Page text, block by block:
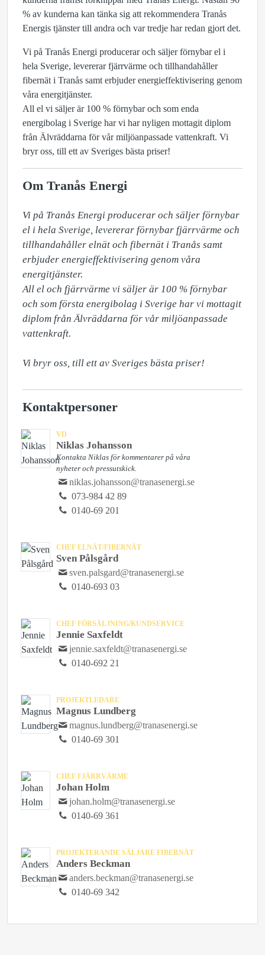
% av kunderna kan tänka sig att rekommendera Tranås
Energis tjänster till andra och var tredje har redan gjort det.
Vi på Tranås Energi producerar och säljer förnybar el i
hela Sverige, levererar fjärrvärme och tillhandahåller
fibernät i Tranås samt erbjuder energieffektivisering genom
våra energitjänster.
All el vi säljer är 100 % förnybar och som enda
energibolag i Sverige har vi har nyligen mottagit diplom
från Älvräddarna för vår miljöanpassade vattenkraft. Vi
bryr oss, till ett av Sveriges bästa priser!
Om Tranås Energi
Vi på Tranås Energi producerar och säljer förnybar
el i hela Sverige, levererar förnybar fjärrvärme och
tillhandahåller elnät och fibernät i Tranås samt
erbjuder energieffektivisering genom våra
energitjänster.
All el och fjärrvärme vi säljer är 100 % förnybar
och som första energibolag i Sverige har vi mottagit
diplom från Älvräddarna för vår miljöanpassade
vattenkraft.
Vi bryr oss, till ett av Sveriges bästa priser!
Kontaktpersoner
VD
Niklas Johansson
Kontakta Niklas för kommentarer på våra
nyheter och pressutskick.
niklas.johansson@tranasenergi.se
073-984 42 89
0140-69 201
CHEF ELNÄT/FIBERNÄT
Sven Pålsgård
sven.palsgard@tranasenergi.se
0140-693 03
CHEF FÖRSÄLJNING/KUNDSERVICE
Jennie Saxfeldt
jennie.saxfeldt@tranasenergi.se
0140-692 21
PROJEKTLEDARE
Magnus Lundberg
magnus.lundberg@tranasenergi.se
0140-69 301
CHEF FJÄRRVÄRME
Johan Holm
johan.holm@tranasenergi.se
0140-69 361
PROJEKTERANDE SÄLJARE FIBERNÄT
Anders Beckman
anders.beckman@tranasenergi.se
0140-69 342